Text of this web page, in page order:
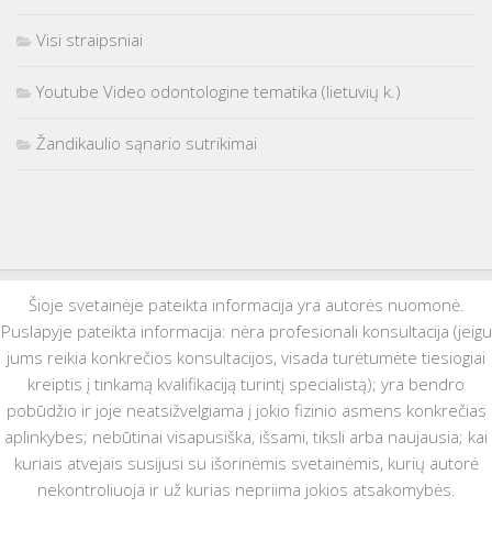
Visi straipsniai
Youtube Video odontologine tematika (lietuvių k.)
Žandikaulio sąnario sutrikimai
Šioje svetainėje pateikta informacija yra autorės nuomonė.
Puslapyje pateikta informacija: nėra profesionali konsultacija (jeigu
jums reikia konkrečios konsultacijos, visada turėtumėte tiesiogiai
kreiptis į tinkamą kvalifikaciją turintį specialistą); yra bendro
pobūdžio ir joje neatsižvelgiama į jokio fizinio asmens konkrečias
aplinkybes; nebūtinai visapusiška, išsami, tiksli arba naujausia; kai
kuriais atvejais susijusi su išorinėmis svetainėmis, kurių autorė
nekontroliuoja ir už kurias nepriima jokios atsakomybės.